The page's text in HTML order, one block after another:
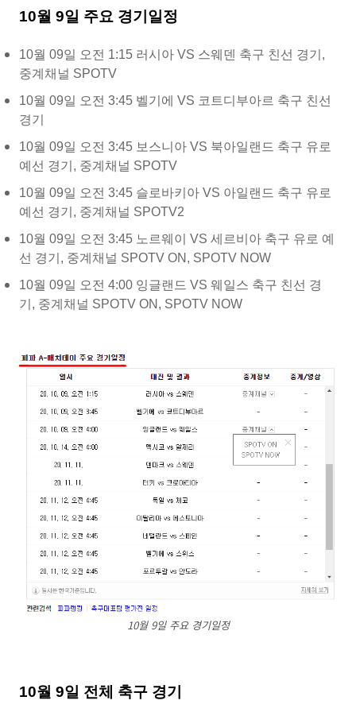
10월 9일 주요 경기일정
10월 09일 오전 1:15 러시아 VS 스웨덴 축구 친선 경기,
중계채널 SPOTV
10월 09일 오전 3:45 벨기에 VS 코트디부아르 축구 친선
경기
10월 09일 오전 3:45 보스니아 VS 북아일랜드 축구 유로
예선 경기, 중계채널 SPOTV
10월 09일 오전 3:45 슬로바키아 VS 아일랜드 축구 유로
예선 경기, 중계채널 SPOTV2
10월 09일 오전 3:45 노르웨이 VS 세르비아 축구 유로 예
선 경기, 중계채널 SPOTV ON, SPOTV NOW
10월 09일 오전 4:00 잉글랜드 VS 웨일스 축구 친선 경
기, 중계채널 SPOTV ON, SPOTV NOW
10월 9일 주요 경기일정
10월 9일 전체 축구 경기